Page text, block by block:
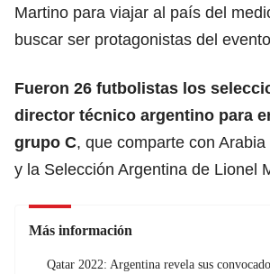
Martino para viajar al país del
buscar ser protagonistas del
Fueron 26 futbolistas los
director técnico argentino para
grupo C, que comparte con
y la Selección Argentina de Lionel
Más información
Qatar 2022: Argentina revela sus